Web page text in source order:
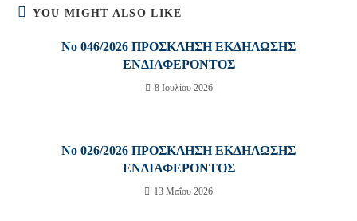
YOU MIGHT ALSO LIKE
No 046/2026 ΠΡΟΣΚΛΗΣΗ ΕΚΔΗΛΩΣΗΣ
ΕΝΔΙΑΦΕΡΟΝΤΟΣ
8 Ιουλίου 2026
No 026/2026 ΠΡΟΣΚΛΗΣΗ ΕΚΔΗΛΩΣΗΣ
ΕΝΔΙΑΦΕΡΟΝΤΟΣ
13 Μαΐου 2026